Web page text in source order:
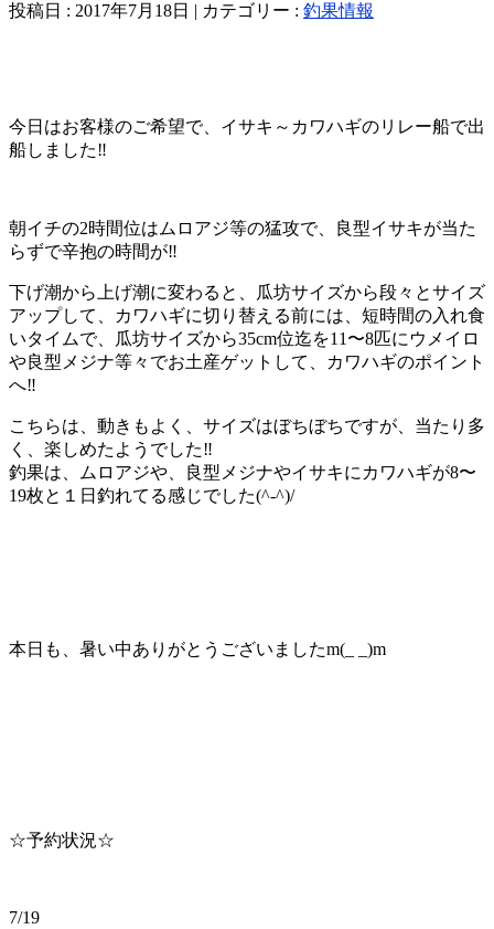
投稿日 : 2017年7月18日 | カテゴリー : 釣果情報
今日はお客様のご希望で、イサキ～カワハギのリレー船で出
船しました‼️
朝イチの2時間位はムロアジ等の猛攻で、良型イサキが当た
らずで辛抱の時間が‼️
下げ潮から上げ潮に変わると、瓜坊サイズから段々とサイズ
アップして、カワハギに切り替える前には、短時間の入れ食
いタイムで、瓜坊サイズから35cm位迄を11〜8匹にウメイロ
や良型メジナ等々でお土産ゲットして、カワハギのポイント
へ‼️
こちらは、動きもよく、サイズはぼちぼちですが、当たり多
く、楽しめたようでした‼️
釣果は、ムロアジや、良型メジナやイサキにカワハギが8〜
19枚と１日釣れてる感じでした(^-^)/
本日も、暑い中ありがとうございましたm(_ _)m
☆予約状況☆
7/19